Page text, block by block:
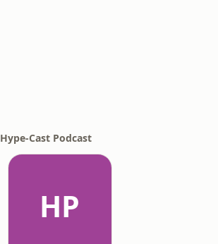
Hype-Cast Podcast
HP